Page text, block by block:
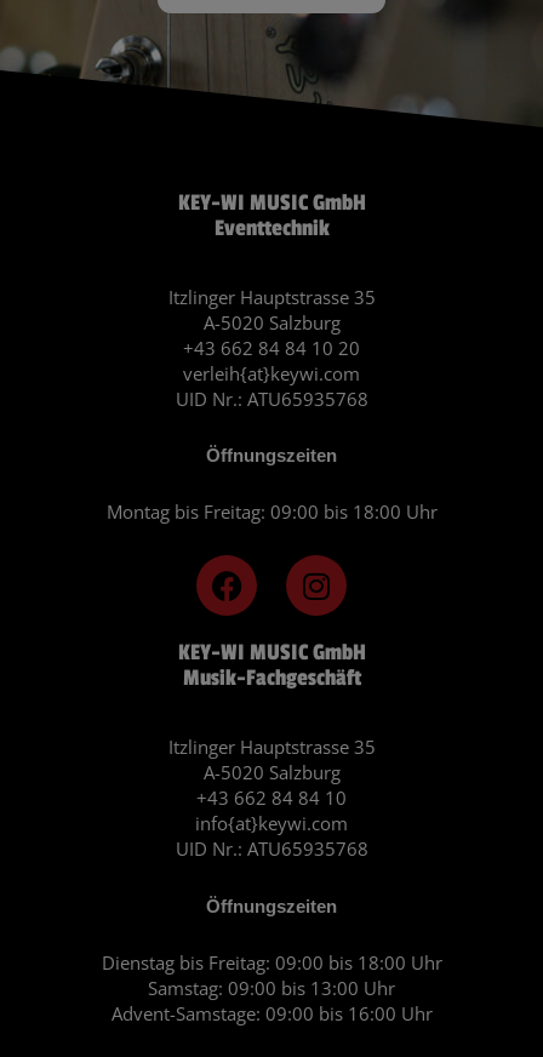
KEY-WI MUSIC GmbH
Musik-Fachgeschäft
Itzlinger Hauptstrasse 35
A-5020 Salzburg
+43 662 84 84 10
info{at}keywi.com
UID Nr.: ATU65935768
Öffnungszeiten
Dienstag bis Freitag: 09:00 bis 18:00 Uhr
Samstag: 09:00 bis 13:00 Uhr
Advent-Samstage: 09:00 bis 16:00 Uhr
F
a
c
e
b
o
k
I
n
s
t
a
r
a
m
KEY-WI MUSIC GmbH
Eventtechnik
Itzlinger Hauptstrasse 35
A-5020 Salzburg
+43 662 84 84 10 20
verleih{at}keywi.com
UID Nr.: ATU65935768
Öffnungszeiten
Montag bis Freitag: 09:00 bis 18:00 Uhr